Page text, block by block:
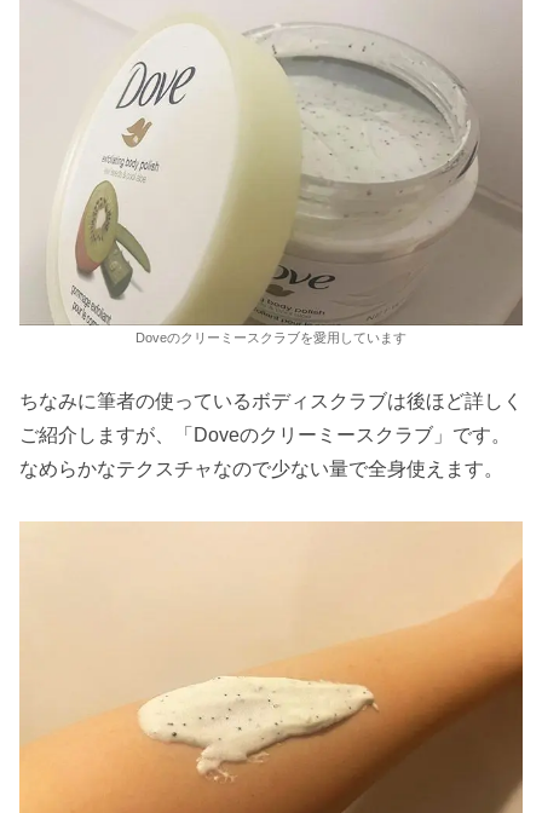
Doveのクリーミースクラブを愛用しています
ちなみに筆者の使っているボディスクラブは後ほど詳しく
ご紹介しますが、「Doveのクリーミースクラブ」です。
なめらかなテクスチャなので少ない量で全身使えます。